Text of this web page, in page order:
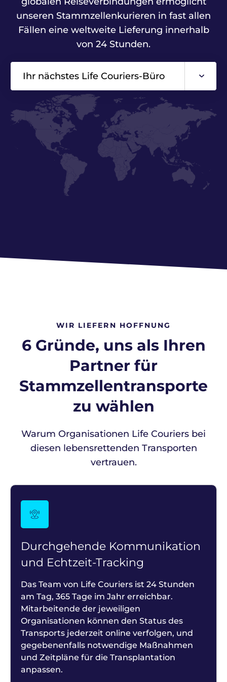
unseren Stammzellenkurieren in fast allen
Fällen eine weltweite Lieferung innerhalb
von 24 Stunden.
Ihr nächstes Life Couriers-Büro
Asien
Europa
Nordamerika
Mittel-/Südamerika
WIR LIEFERN HOFFNUNG
6 Gründe, uns als Ihren
Partner für
Stammzellentransporte
zu wählen
Warum Organisationen Life Couriers bei
diesen lebensrettenden Transporten
vertrauen.
Durchgehende Kommunikation
und Echtzeit-Tracking
Das Team von Life Couriers ist 24 Stunden
am Tag, 365 Tage im Jahr erreichbar.
Mitarbeitende der jeweiligen
Organisationen können den Status des
Transports jederzeit online verfolgen, und
gegebenenfalls notwendige Maßnahmen
und Zeitpläne für die Transplantation
anpassen.